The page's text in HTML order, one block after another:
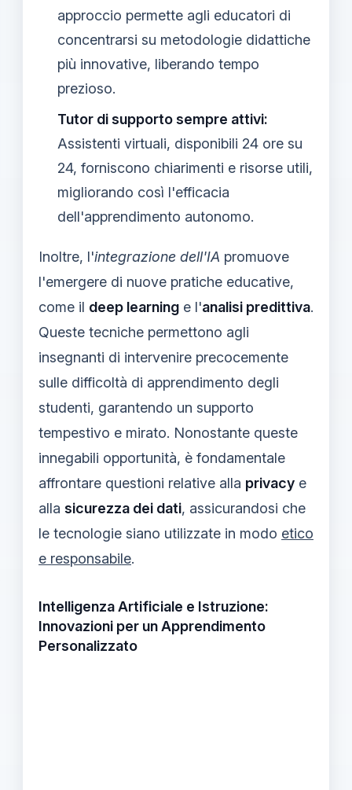
approccio permette agli educatori di
concentrarsi su metodologie didattiche
più innovative, liberando tempo
prezioso.
Tutor di supporto sempre attivi:
Assistenti virtuali, disponibili 24 ore su
24, forniscono chiarimenti e risorse utili,
migliorando così l'efficacia
dell'apprendimento autonomo.
Inoltre, l'integrazione dell'IA promuove
l'emergere di nuove pratiche educative,
come il deep learning e l'analisi predittiva.
Queste tecniche permettono agli
insegnanti di intervenire precocemente
sulle difficoltà di apprendimento degli
studenti, garantendo un supporto
tempestivo e mirato. Nonostante queste
innegabili opportunità, è fondamentale
affrontare questioni relative alla privacy e
alla sicurezza dei dati, assicurandosi che
le tecnologie siano utilizzate in modo etico
e responsabile.
Intelligenza Artificiale e Istruzione:
Innovazioni per un Apprendimento
Personalizzato